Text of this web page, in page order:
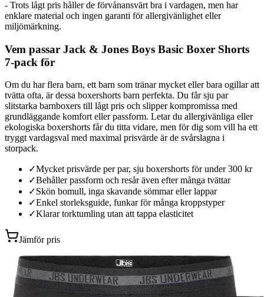
- Trots lågt pris håller de förvånansvärt bra i vardagen, men har
enklare material och ingen garanti för allergivänlighet eller
miljömärkning.
Vem passar Jack & Jones Boys Basic Boxer Shorts
7-pack för
Om du har flera barn, ett barn som tränar mycket eller bara ogillar att
tvätta ofta, är dessa boxershorts barn perfekta. Du får sju par
slitstarka barnboxers till lågt pris och slipper kompromissa med
grundläggande komfort eller passform. Letar du allergivänliga eller
ekologiska boxershorts får du titta vidare, men för dig som vill ha ett
tryggt vardagsval med maximal prisvärde är de svårslagna i
storpack.
✓Mycket prisvärde per par, sju boxershorts för under 300 kr
✓Behåller passform och resår även efter många tvättar
✓Skön bomull, inga skavande sömmar eller lappar
✓Enkel storleksguide, funkar för många kroppstyper
✓Klarar torktumling utan att tappa elasticitet
Jämför pris